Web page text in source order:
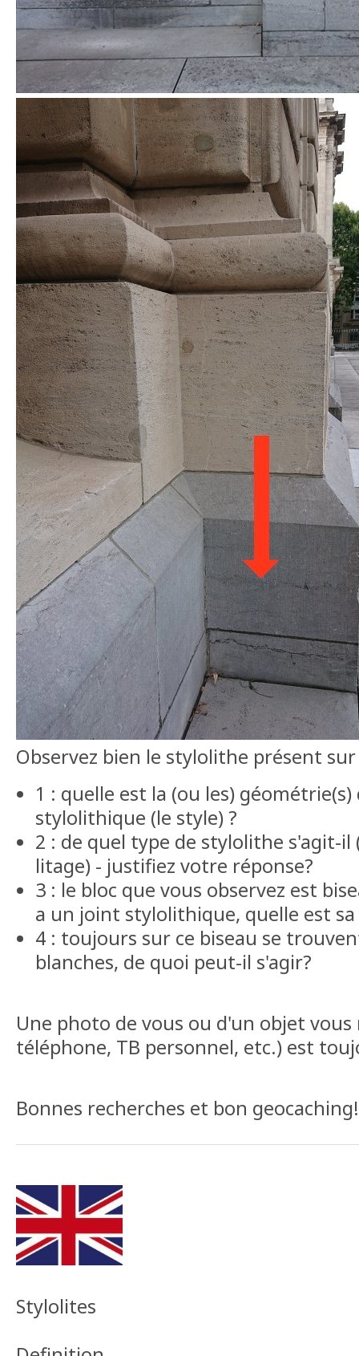
Observez bien le stylolithe présent
1 : quelle est la (ou les)
stylolithique (le style) ?
2 : de quel type de stylolithe s'agit-il
litage) - justifiez votre réponse?
3 : le bloc que vous observez est
a un joint stylolithique, quelle est
4 : toujours sur ce biseau se
blanches, de quoi peut-il s'agir?
Une photo de vous ou d'un objet vous
téléphone, TB personnel, etc.) est
Bonnes recherches et bon geocaching!
Stylolites